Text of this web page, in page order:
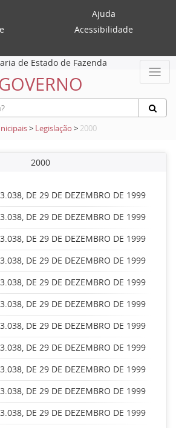
Ajuda
Acessibilidade
de Estado de Fazenda
> Legislação > 2000
2000
DE 29 DE DEZEMBRO DE 1999
DE 29 DE DEZEMBRO DE 1999
DE 29 DE DEZEMBRO DE 1999
DE 29 DE DEZEMBRO DE 1999
DE 29 DE DEZEMBRO DE 1999
DE 29 DE DEZEMBRO DE 1999
DE 29 DE DEZEMBRO DE 1999
DE 29 DE DEZEMBRO DE 1999
DE 29 DE DEZEMBRO DE 1999
DE 29 DE DEZEMBRO DE 1999
DE 29 DE DEZEMBRO DE 1999